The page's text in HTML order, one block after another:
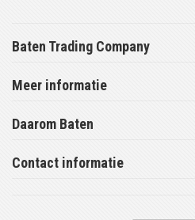
Baten Trading Company
Meer informatie
Daarom Baten
Contact informatie